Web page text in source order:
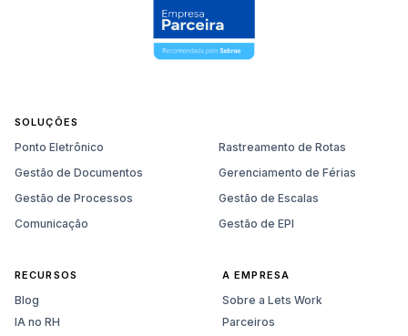
SOLUÇÕES
Ponto Eletrônico
Rastreamento de Rotas
Gestão de Documentos
Gerenciamento de Férias
Gestão de Processos
Gestão de Escalas
Comunicação
Gestão de EPI
RECURSOS
Blog
IA no RH
A EMPRESA
Sobre a Lets Work
Parceiros